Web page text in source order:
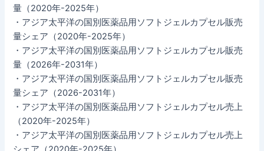
量（2020年-2025年）
・アジア太平洋の国別医薬品用ソフトジェルカプセル販売
量シェア（2020年-2025年）
・アジア太平洋の国別医薬品用ソフトジェルカプセル販売
量（2026年-2031年）
・アジア太平洋の国別医薬品用ソフトジェルカプセル販売
量シェア（2026-2031年）
・アジア太平洋の国別医薬品用ソフトジェルカプセル売上
（2020年-2025年）
・アジア太平洋の国別医薬品用ソフトジェルカプセル売上